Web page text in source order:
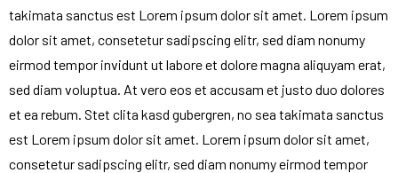
takimata sanctus est Lorem ipsum dolor sit amet. Lorem ipsum
dolor sit amet, consetetur sadipscing elitr, sed diam nonumy
eirmod tempor invidunt ut labore et dolore magna aliquyam erat,
sed diam voluptua. At vero eos et accusam et justo duo dolores
et ea rebum. Stet clita kasd gubergren, no sea takimata sanctus
est Lorem ipsum dolor sit amet. Lorem ipsum dolor sit amet,
consetetur sadipscing elitr, sed diam nonumy eirmod tempor